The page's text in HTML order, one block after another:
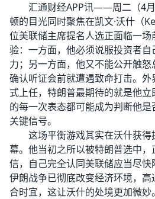
汇通财经APP讯——周二（4月
顿的目光同时聚焦在凯文·沃什（
位美联储主席提名人选正面临一场
验：一方面，他必须说服投资者
力；另一方面，他又不能公开触
确认听证会前就遭遇致命打击。
式上任，特朗普最期待的就是他
的每一次表态都可能成为判断他是
关键信号。
这场平衡游戏其实在沃什获得
幕。他当初之所以被特朗普选中
信，自己完全认同美联储应当尽
伊朗战争已彻底改变经济环境，
合时宜，这让沃什的处境更加微妙。